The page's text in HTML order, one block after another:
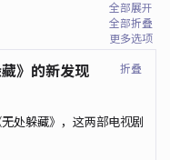
全部展开
全部折叠
更多选项
折叠
》的新发现
处躲藏》，这两部电视剧